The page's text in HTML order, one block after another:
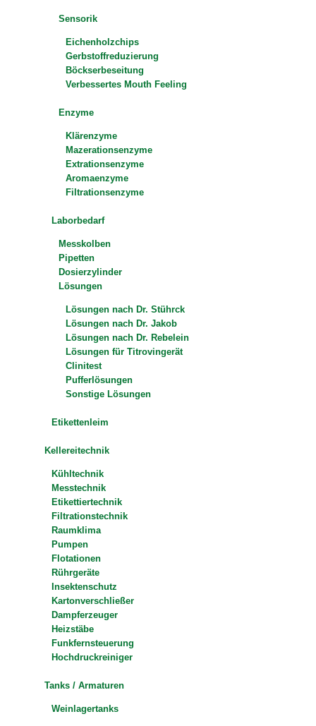
Sensorik
Eichenholzchips
Gerbstoffreduzierung
Böckserbeseitung
Verbessertes Mouth Feeling
Enzyme
Klärenzyme
Mazerationsenzyme
Extrationsenzyme
Aromaenzyme
Filtrationsenzyme
Laborbedarf
Messkolben
Pipetten
Dosierzylinder
Lösungen
Lösungen nach Dr. Stührck
Lösungen nach Dr. Jakob
Lösungen nach Dr. Rebelein
Lösungen für Titrovingerät
Clinitest
Pufferlösungen
Sonstige Lösungen
Etikettenleim
Kellereitechnik
Kühltechnik
Messtechnik
Etikettiertechnik
Filtrationstechnik
Raumklima
Pumpen
Flotationen
Rührgeräte
Insektenschutz
Kartonverschließer
Dampferzeuger
Heizstäbe
Funkfernsteuerung
Hochdruckreiniger
Tanks / Armaturen
Weinlagertanks